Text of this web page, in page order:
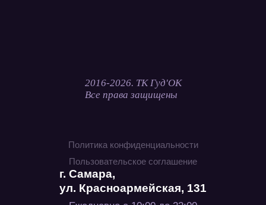
2016-2026. ТК Гуд'ОК
Все права защищены
Политика конфиденциальности
Пользовательское соглашение
г. Самара,
ул. Красноармейская, 131